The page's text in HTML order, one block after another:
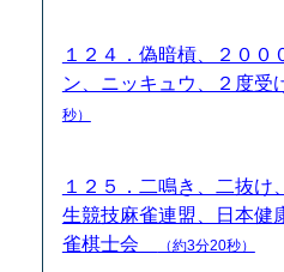
１２４．偽暗槓、２００
ン、ニッキュウ、２度
秒）
１２５．二鳴き、二抜け
生競技麻雀連盟、日本健
雀棋士会
（約3分20秒）